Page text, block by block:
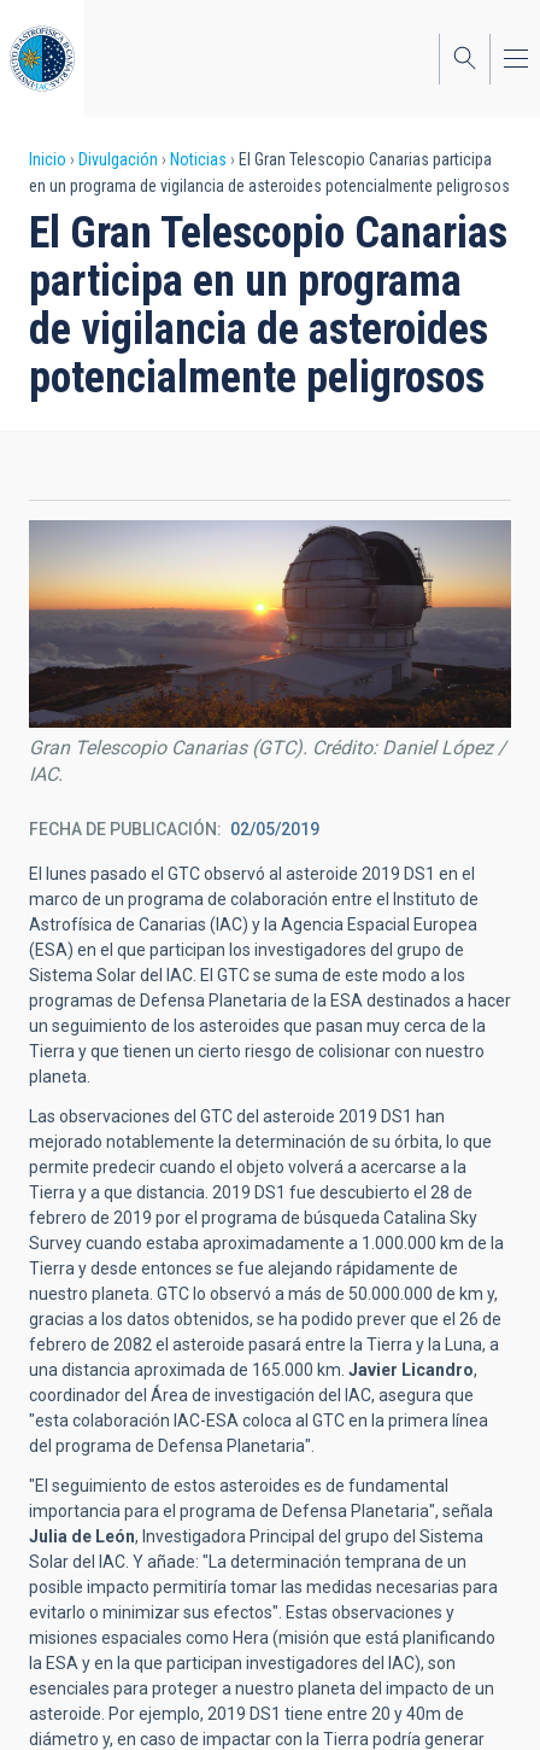
al
contenido
principal
Sobrescribir
enlaces
de
ayuda
a
la
Inicio Divulgación Noticias
El Gran Telescopio Canarias participa
en un programa de vigilancia de asteroides potencialmente peligrosos
El Gran Telescopio Canarias
participa en un programa
de vigilancia de asteroides
potencialmente peligrosos
Gran Telescopio Canarias (GTC). Crédito: Daniel López /
IAC.
FECHA DE PUBLICACIÓN 02/05/2019
El lunes pasado el GTC observó al asteroide 2019 DS1 en el
marco de un programa de colaboración entre el Instituto de
Astrofísica de Canarias (IAC) y la Agencia Espacial Europea
(ESA) en el que participan los investigadores del grupo de
Sistema Solar del IAC. El GTC se suma de este modo a los
programas de Defensa Planetaria de la ESA destinados a hacer
un seguimiento de los asteroides que pasan muy cerca de la
Tierra y que tienen un cierto riesgo de colisionar con nuestro
planeta.
Las observaciones del GTC del asteroide 2019 DS1 han
mejorado notablemente la determinación de su órbita, lo que
permite predecir cuando el objeto volverá a acercarse a la
Tierra y a que distancia. 2019 DS1 fue descubierto el 28 de
febrero de 2019 por el programa de búsqueda Catalina Sky
Survey cuando estaba aproximadamente a 1.000.000 km de la
Tierra y desde entonces se fue alejando rápidamente de
nuestro planeta. GTC lo observó a más de 50.000.000 de km y,
gracias a los datos obtenidos, se ha podido prever que el 26 de
febrero de 2082 el asteroide pasará entre la Tierra y la Luna, a
una distancia aproximada de 165.000 km. Javier Licandro,
coordinador del Área de investigación del IAC, asegura que
"esta colaboración IAC-ESA coloca al GTC en la primera línea
del programa de Defensa Planetaria".
"El seguimiento de estos asteroides es de fundamental
importancia para el programa de Defensa Planetaria", señala
Julia de León, Investigadora Principal del grupo del Sistema
Solar del IAC. Y añade: "La determinación temprana de un
posible impacto permitiría tomar las medidas necesarias para
evitarlo o minimizar sus efectos". Estas observaciones y
misiones espaciales como Hera (misión que está planificando
la ESA y en la que participan investigadores del IAC), son
esenciales para proteger a nuestro planeta del impacto de un
asteroide. Por ejemplo, 2019 DS1 tiene entre 20 y 40m de
diámetro y, en caso de impactar con la Tierra podría generar